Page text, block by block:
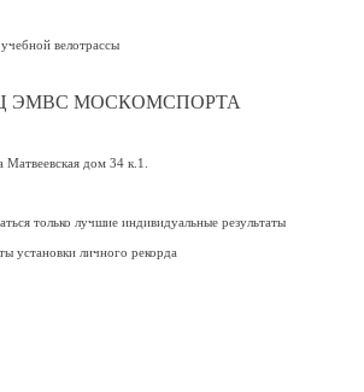
велотрассы
ЭМВС МОСКОМСПОРТА
дом 34 к.1.
только лучшие индивидуальные результаты
установки личного рекорда